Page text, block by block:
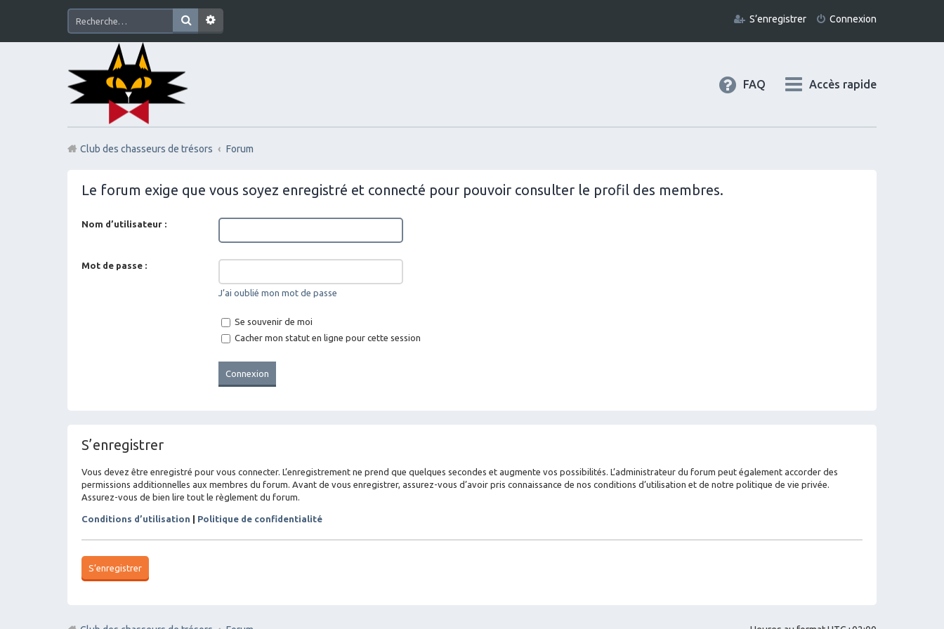
Connexion
S’enregistrer
Accès rapide
FAQ
Club des chasseurs de trésors Forum
Le forum exige que vous soyez enregistré et connecté pour pouvoir consulter le profil des membres.
Nom d’utilisateur :
Mot de passe :
J’ai oublié mon mot de passe
Se souvenir de moi
Cacher mon statut en ligne pour cette session
S’enregistrer
Vous devez être enregistré pour vous connecter. L’enregistrement ne prend que quelques secondes et augmente vos possibilités. L’administrateur du forum peut également accorder des
permissions additionnelles aux membres du forum. Avant de vous enregistrer, assurez-vous d’avoir pris connaissance de nos conditions d’utilisation et de notre politique de vie privée.
Assurez-vous de bien lire tout le règlement du forum.
Conditions d’utilisation Politique de confidentialité
S’enregistrer